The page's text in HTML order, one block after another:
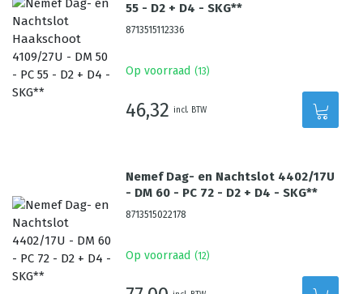
55 - D2 + D4 - SKG**
8713515112336
Op voorraad (13)
46,32 incl. BTW
Nemef Dag- en Nachtslot 4402/17U
- DM 60 - PC 72 - D2 + D4 - SKG**
8713515022178
Op voorraad (12)